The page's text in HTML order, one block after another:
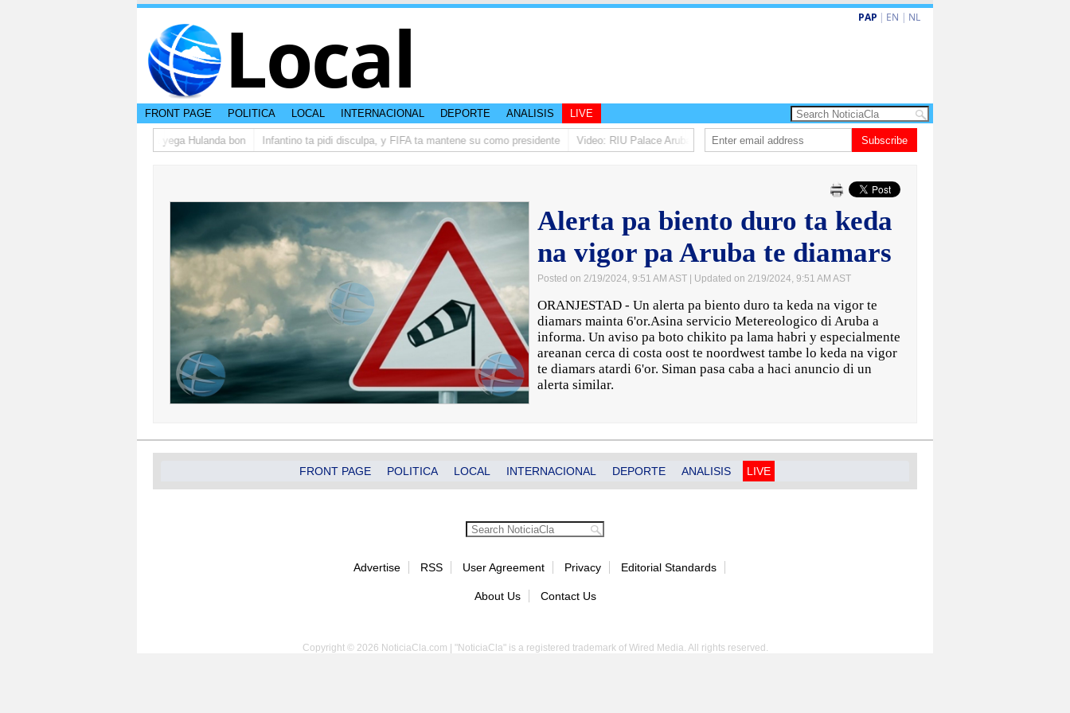
Local PAP | EN | NL
FRONT PAGE POLITICA LOCAL INTERNACIONAL DEPORTE ANALISIS LIVE
di studiantenan di Aruba a yega Hulanda bon Infantino ta pidi disculpa, y FIFA ta mantene su como presidente Video: RIU Palace Aruba ta eleva turismo premium cu renobacion di US$106 miyon
Subscribe
Alerta pa biento duro ta keda
na vigor pa Aruba te diamars
Posted on 2/19/2024, 9:51 AM AST | Updated on 2/19/2024, 9:51 AM AST
ORANJESTAD - Un alerta pa biento duro ta keda na vigor te
diamars mainta 6'or.Asina servicio Metereologico di Aruba a
informa. Un aviso pa boto chikito pa lama habri y especialmente
areanan cerca di costa oost te noordwest tambe lo keda na vigor
te diamars atardi 6'or. Siman pasa caba a haci anuncio di un
alerta similar.
FRONT PAGE POLITICA LOCAL INTERNACIONAL DEPORTE ANALISIS LIVE
Advertise RSS User Agreement Privacy Editorial Standards
About Us Contact Us
Copyright © 2026 NoticiaCla.com | "NoticiaCla" is a registered trademark of Wired Media. All rights reserved.